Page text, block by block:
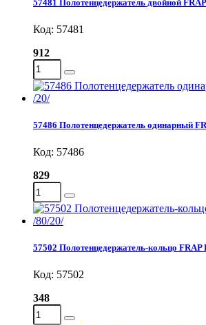
57481 Полотенцедержатель двойной
Код: 57481
912
57486 Полотенцедержатель одинарный
Код: 57486
829
57502 Полотенцедержатель-кольцо FRAP
Код: 57502
348